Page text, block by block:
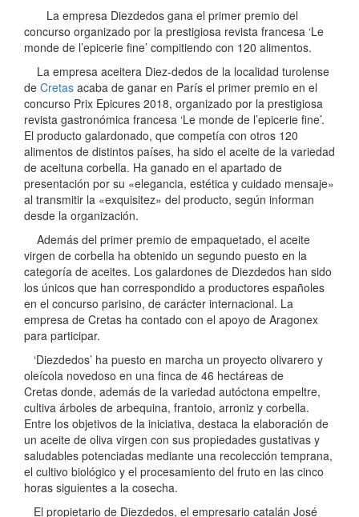
La empresa Diezdedos gana el primer premio del
concurso organizado por la prestigiosa revista francesa ‘Le
monde de l’epicerie fine’ compitiendo con 120 alimentos.
La empresa aceitera Diez-dedos de la localidad turolense
de Cretas acaba de ganar en París el primer premio en el
concurso Prix Epicures 2018, organizado por la prestigiosa
revista gastronómica francesa ‘Le monde de l’epicerie fine’.
El producto galardonado, que competía con otros 120
alimentos de distintos países, ha sido el aceite de la variedad
de aceituna corbella. Ha ganado en el apartado de
presentación por su «elegancia, estética y cuidado mensaje»
al transmitir la «exquisitez» del producto, según informan
desde la organización.
Además del primer premio de empaquetado, el aceite
virgen de corbella ha obtenido un segundo puesto en la
categoría de aceites. Los galardones de Diezdedos han sido
los únicos que han correspondido a productores españoles
en el concurso parisino, de carácter internacional. La
empresa de Cretas ha contado con el apoyo de Aragonex
para participar.
‘Diezdedos’ ha puesto en marcha un proyecto olivarero y
oleícola novedoso en una finca de 46 hectáreas de
Cretas donde, además de la variedad autóctona empeltre,
cultiva árboles de arbequina, frantoio, arroniz y corbella.
Entre los objetivos de la iniciativa, destaca la elaboración de
un aceite de oliva virgen con sus propiedades gustativas y
saludables potenciadas mediante una recolección temprana,
el cultivo biológico y el procesamiento del fruto en las cinco
horas siguientes a la cosecha.
El propietario de Diezdedos, el empresario catalán José